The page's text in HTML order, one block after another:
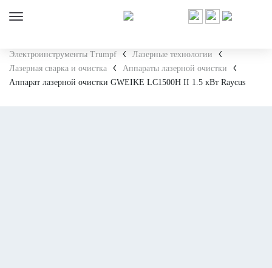
Электроинструменты Trumpf
Лазерные технологии
Лазерная сварка и очистка
Аппараты лазерной очистки
Аппарат лазерной очистки GWEIKE LC1500H II 1.5 кВт Raycus